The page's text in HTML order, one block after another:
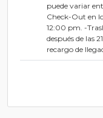
puede variar
Check-Out en
12:00 pm. -
después de las
recargo de